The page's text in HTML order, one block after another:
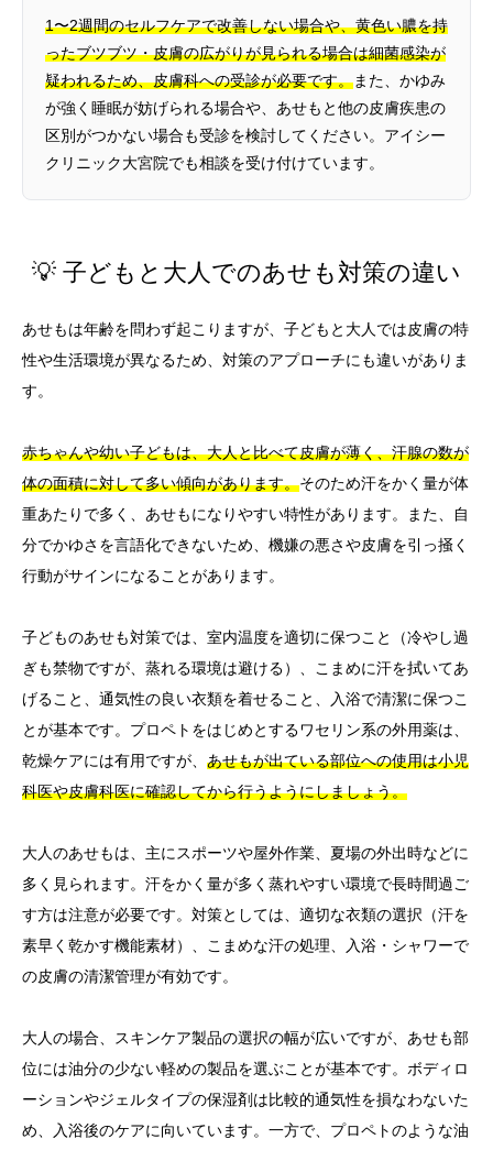
1〜2週間のセルフケアで改善しない場合や、黄色い膿を持
ったブツブツ・皮膚の広がりが見られる場合は細菌感染が
疑われるため、皮膚科への受診が必要です。また、かゆみ
が強く睡眠が妨げられる場合や、あせもと他の皮膚疾患の
区別がつかない場合も受診を検討してください。アイシー
クリニック大宮院でも相談を受け付けています。
💡 子どもと大人でのあせも対策の違い
あせもは年齢を問わず起こりますが、子どもと大人では皮膚の特
性や生活環境が異なるため、対策のアプローチにも違いがありま
す。
赤ちゃんや幼い子どもは、大人と比べて皮膚が薄く、汗腺の数が
体の面積に対して多い傾向があります。そのため汗をかく量が体
重あたりで多く、あせもになりやすい特性があります。また、自
分でかゆさを言語化できないため、機嫌の悪さや皮膚を引っ掻く
行動がサインになることがあります。
子どものあせも対策では、室内温度を適切に保つこと（冷やし過
ぎも禁物ですが、蒸れる環境は避ける）、こまめに汗を拭いてあ
げること、通気性の良い衣類を着せること、入浴で清潔に保つこ
とが基本です。プロペトをはじめとするワセリン系の外用薬は、
乾燥ケアには有用ですが、 あせもが出ている部位への使用は小児
科医や皮膚科医に確認してから行うようにしましょう。
大人のあせもは、主にスポーツや屋外作業、夏場の外出時などに
多く見られます。汗をかく量が多く蒸れやすい環境で長時間過ご
す方は注意が必要です。対策としては、適切な衣類の選択（汗を
素早く乾かす機能素材）、こまめな汗の処理、入浴・シャワーで
の皮膚の清潔管理が有効です。
大人の場合、スキンケア製品の選択の幅が広いですが、あせも部
位には油分の少ない軽めの製品を選ぶことが基本です。ボディロ
ーションやジェルタイプの保湿剤は比較的通気性を損なわないた
め、入浴後のケアに向いています。一方で、プロペトのような油